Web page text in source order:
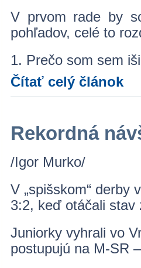
V prvom rade by
pohľadov, celé to
1. Prečo som sem
Čítať celý článok
Rekordná
/Igor Murko/
V „spišskom“ derby
3:2, keď otáčali stav
Juniorky vyhrali vo
postupujú na M-SR